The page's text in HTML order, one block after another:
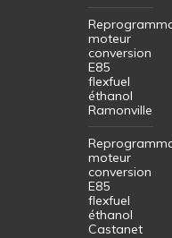
moteur
conversion
E85
flexfuel
éthanol
Ramonville
moteur
conversion
E85
flexfuel
éthanol
Castanet